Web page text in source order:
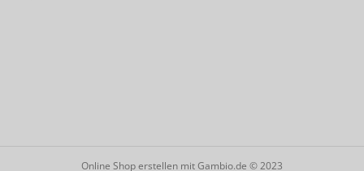
Online Shop erstellen mit Gambio.de © 2023